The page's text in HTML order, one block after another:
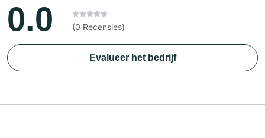
0.0 (0 Recensies)
Evalueer het bedrijf